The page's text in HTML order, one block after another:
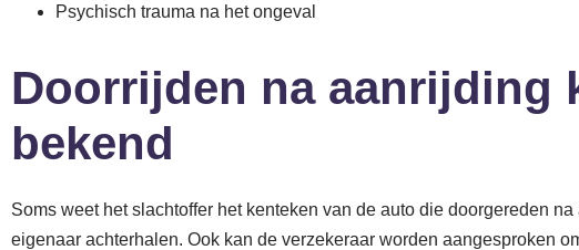
Psychisch trauma na het ongeval
Doorrijden na aanrijding
bekend
Soms weet het slachtoffer het kenteken van de auto die doorgereden
eigenaar achterhalen. Ook kan de verzekeraar worden aangesproken